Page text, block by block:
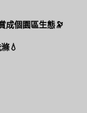
成個園區生態🔭
💧